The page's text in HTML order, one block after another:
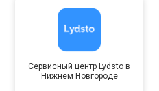
Сервисный центр Lydsto в
Нижнем Новгороде